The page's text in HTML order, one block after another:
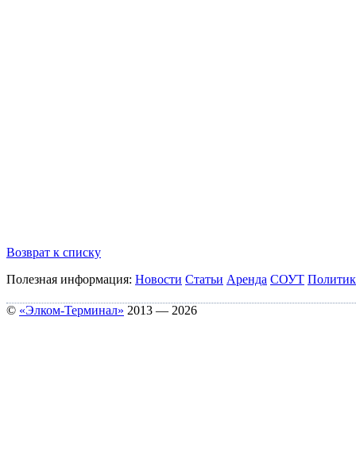
Возврат к списку
Полезная информация: Новости Статьи Аренда СОУТ
© «Элком-Терминал» 2013 — 2026